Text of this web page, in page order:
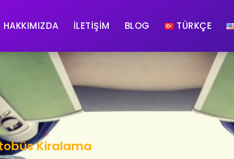
HAKKIMIZDA İLETIŞIM BLOG TÜRKÇE
Kiralama